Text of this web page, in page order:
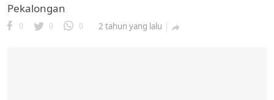
Pekalongan
0 0 0 2 tahun yang lalu 